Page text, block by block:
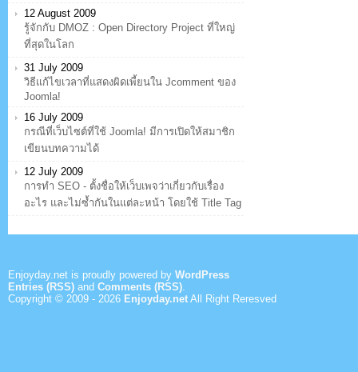
12 August 2009
รู้จักกับ DMOZ : Open Directory Project ที่ใหญ่
ที่สุดในโลก
31 July 2009
วิธีแก้ไขเวลาที่แสดงผิดเพี้ยนใน Jcomment ของ
Joomla!
16 July 2009
กรณีที่เว็บไซต์ที่ใช้ Joomla! มีการเปิดให้สมาชิก
เขียนบทความได้
12 July 2009
การทำ SEO - ตั้งชื่อให้เว็บเพจว่าเกี่ยวกับเรื่อง
อะไร และไม่ซ้ำกันในแต่ละหน้า โดยใช้ Title Tag
Enjoyday.net is proudly powered by WordPress
Entries (RSS) and Comments (RSS).
Copyright © 2009 - 2026 Enjoyday.net All Right Reresved